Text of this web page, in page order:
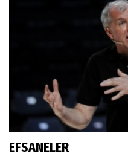
EFSANELER